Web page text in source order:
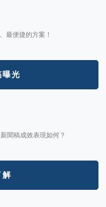
最便捷的方案！
光
聞稿成效表現如何？
解